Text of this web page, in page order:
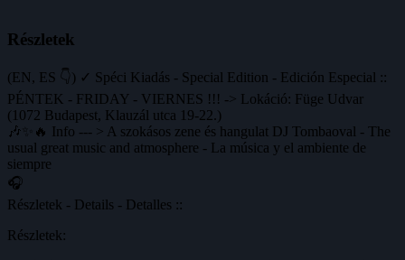
Részletek
(EN, ES 👇) ✓ Spéci Kiadás - Special Edition - Edición Especial ::
PÉNTEK - FRIDAY - VIERNES !!! -> Lokáció: Füge Udvar
(1072 Budapest, Klauzál utca 19-22.)
🎶✨🔥 Info --- > A szokásos zene és hangulat DJ Tombaoval - The
usual great music and atmosphere - La música y el ambiente de
siempre
🎧
Részletek - Details - Detalles ::
Részletek: